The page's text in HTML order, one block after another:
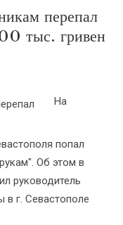
перепал
тыс. гривен
На
попал
Об этом в
руководитель
г. Севастополе